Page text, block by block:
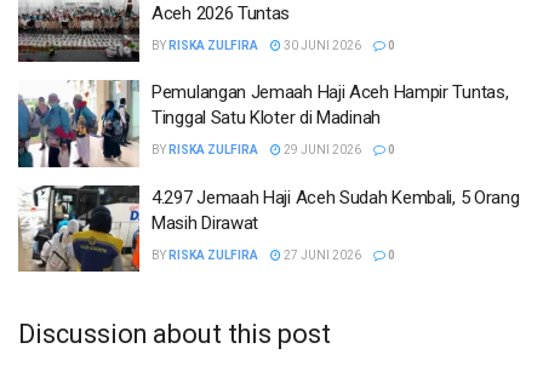
Aceh 2026 Tuntas
BY RISKA ZULFIRA 30 JUNI 2026 0
Pemulangan Jemaah Haji Aceh Hampir Tuntas,
Tinggal Satu Kloter di Madinah
BY RISKA ZULFIRA 29 JUNI 2026 0
4.297 Jemaah Haji Aceh Sudah Kembali, 5 Orang
Masih Dirawat
BY RISKA ZULFIRA 27 JUNI 2026 0
Discussion about this post